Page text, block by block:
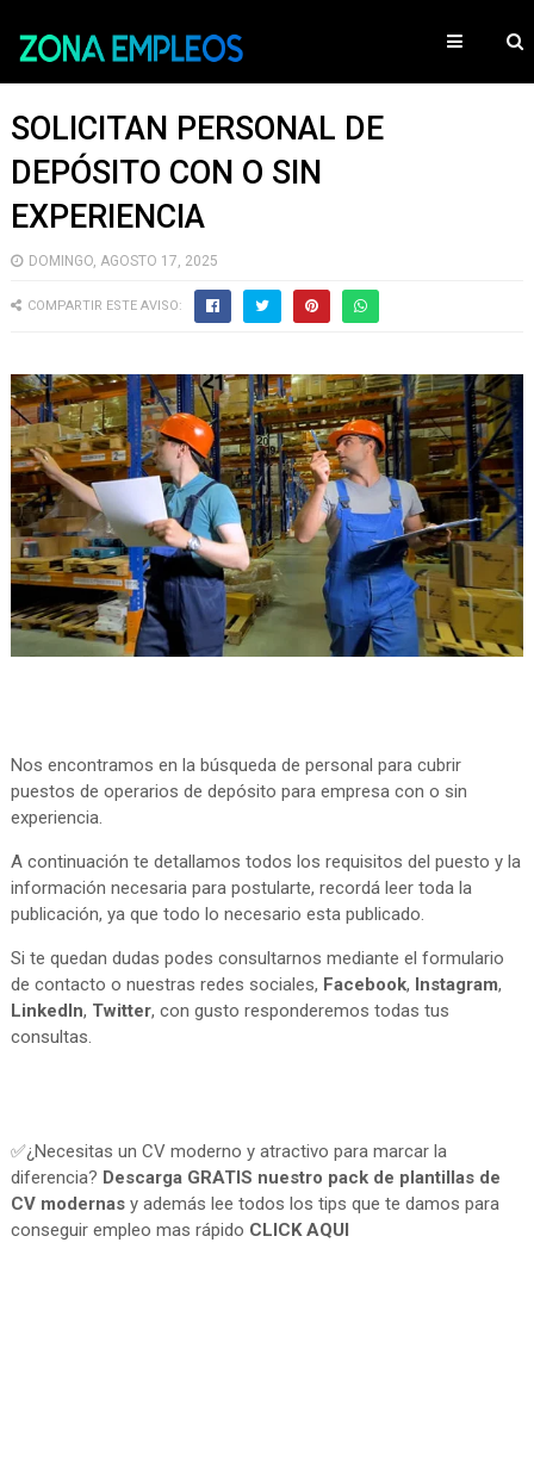
SOLICITAN PERSONAL DE
DEPÓSITO CON O SIN
EXPERIENCIA
DOMINGO, AGOSTO 17, 2025
COMPARTIR ESTE AVISO:
Nos encontramos en la búsqueda de personal para cubrir
puestos de operarios de depósito para empresa con o sin
experiencia.
A continuación te detallamos todos los requisitos del puesto y la
información necesaria para postularte, recordá leer toda la
publicación, ya que todo lo necesario esta publicado.
Si te quedan dudas podes consultarnos mediante el formulario
de contacto o nuestras redes sociales, Facebook, Instagram,
LinkedIn, Twitter, con gusto responderemos todas tus
consultas.
✅¿Necesitas un CV moderno y atractivo para marcar la
diferencia? Descarga GRATIS nuestro pack de plantillas de
CV modernasy además lee todos los tips que te damos para
conseguir empleo mas rápido CLICK AQUI